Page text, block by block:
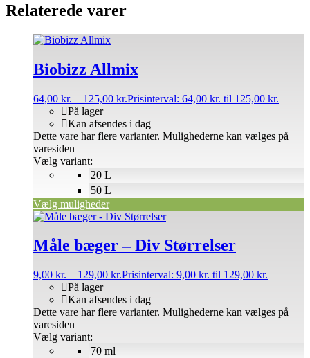
Relaterede varer
Biobizz Allmix
64,00 kr. – 125,00 kr.Prisinterval: 64,00 kr. til 125,00 kr.
På lager
Kan afsendes i dag
Vælg variant:
Vælg muligheder
Dette vare har flere varianter. Mulighederne kan vælges på
varesiden
20 L
50 L
Måle bæger – Div Størrelser
9,00 kr. – 129,00 kr.Prisinterval: 9,00 kr. til 129,00 kr.
På lager
Kan afsendes i dag
Vælg variant:
Dette vare har flere varianter. Mulighederne kan vælges på
varesiden
70 ml